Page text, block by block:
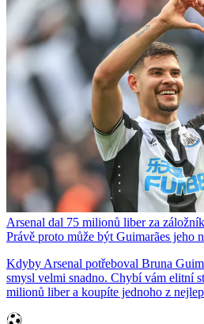
Arsenal dal 75 milionů liber za
Právě proto může být Guimarães jeho
Kdyby Arsenal potřeboval Bruna
smysl velmi snadno. Chybí vám elitní
milionů liber a koupíte jednoho z